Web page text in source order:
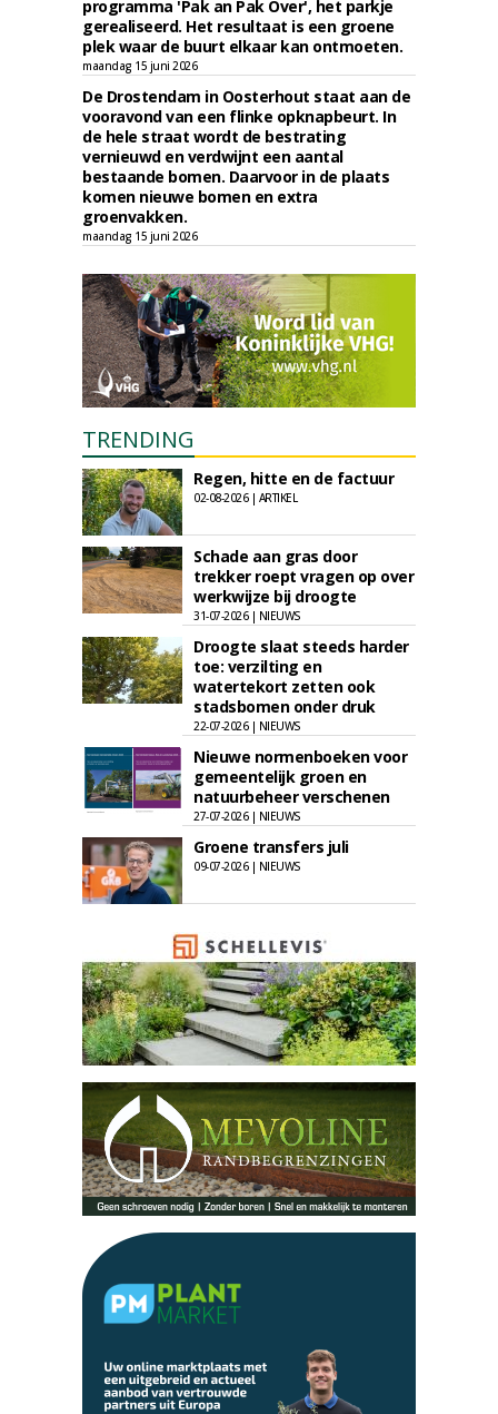
programma 'Pak an Pak Over', het parkje
gerealiseerd. Het resultaat is een groene
plek waar de buurt elkaar kan ontmoeten.
maandag 15 juni 2026
De Drostendam in Oosterhout staat aan de
vooravond van een flinke opknapbeurt. In
de hele straat wordt de bestrating
vernieuwd en verdwijnt een aantal
bestaande bomen. Daarvoor in de plaats
komen nieuwe bomen en extra
groenvakken.
maandag 15 juni 2026
TRENDING
Regen, hitte en de factuur
02-08-2026 | ARTIKEL
Schade aan gras door
trekker roept vragen op over
werkwijze bij droogte
31-07-2026 | NIEUWS
Droogte slaat steeds harder
toe: verzilting en
watertekort zetten ook
stadsbomen onder druk
22-07-2026 | NIEUWS
Nieuwe normenboeken voor
gemeentelijk groen en
natuurbeheer verschenen
27-07-2026 | NIEUWS
Groene transfers juli
09-07-2026 | NIEUWS